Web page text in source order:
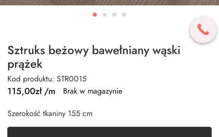
Sztruks beżowy bawełniany wąski
prążek
Kod produktu: STR0015
115,00zł/m
Brak w magazynie
Szerokość tkaniny 155 cm